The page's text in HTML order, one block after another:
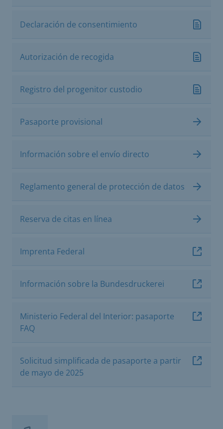
Declaración de consentimiento
Autorización de recogida
Registro del progenitor custodio
Pasaporte provisional
Información sobre el envío directo
Reglamento general de protección de datos
Reserva de citas en línea
Imprenta Federal
Información sobre la Bundesdruckerei
Ministerio Federal del Interior: pasaporte
FAQ
Solicitud simplificada de pasaporte a partir
de mayo de 2025